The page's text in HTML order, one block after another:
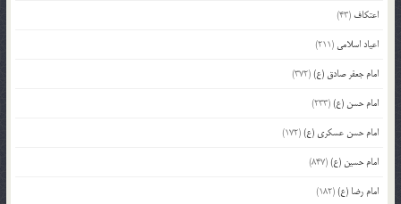
اعتکاف (43)
اعیاد اسلامی (211)
امام جعفر صادق (ع)(372)
امام حسن (ع)(233)
امام حسن عسکری (ع)(172)
امام حسین (ع)(847)
امام رضا (ع)(182)